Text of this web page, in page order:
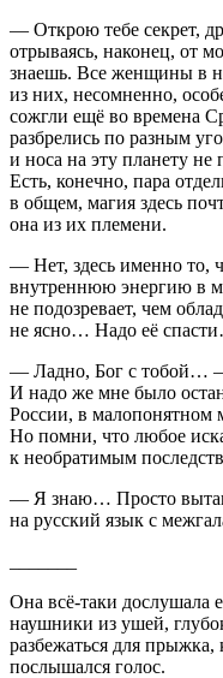
— Открою тебе секрет,
отрываясь, наконец, от
знаешь. Все женщины в
из них, несомненно,
сожгли ещё во времена
разбрелись по разным
и носа на эту планету
Есть, конечно, пара
в общем, магия здесь
она из их племени.
— Нет, здесь именно то,
внутреннюю энергию в
не подозревает, чем
не ясно… Надо её
— Ладно, Бог с тобой…
И надо же мне было
России, в малопонятном
Но помни, что любое
к необратимым
— Я знаю… Просто
на русский язык с
Она всё-таки дослушала
наушники из ушей,
разбежаться для
послышался голос.